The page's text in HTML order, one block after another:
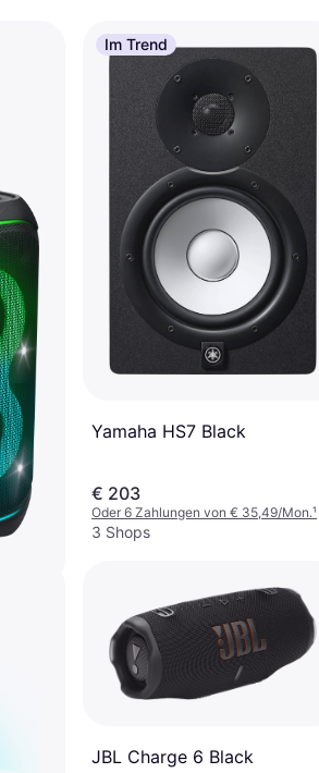
Im Trend
Yamaha HS7 Black
€ 203
Oder 6 Zahlungen von € 35,49/Mon.¹
3 Shops
JBL Charge 6 Black